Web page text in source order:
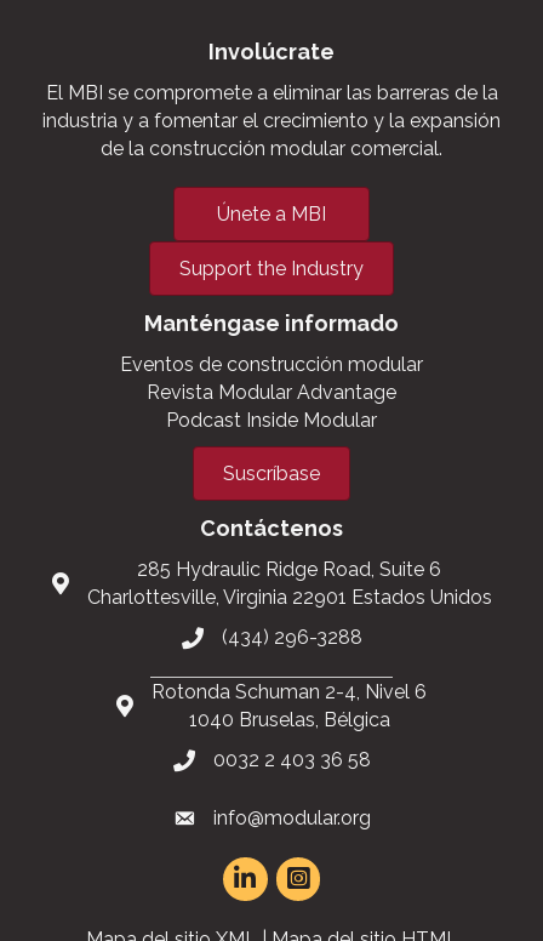
Involúcrate
El MBI se compromete a eliminar las barreras de la
industria y a fomentar el crecimiento y la expansión
de la construcción modular comercial.
Únete a MBI
Support the Industry
Manténgase informado
Eventos de construcción modular
Revista Modular Advantage
Podcast Inside Modular
Suscríbase
Contáctenos
285 Hydraulic Ridge Road, Suite 6
Charlottesville, Virginia 22901 Estados Unidos
(434) 296-3288
Rotonda Schuman 2-4, Nivel 6
1040 Bruselas, Bélgica
0032 2 403 36 58
info@modular.org